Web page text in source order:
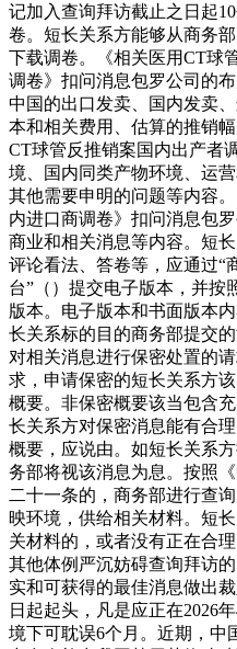
记加入查询拜访截止之日起
卷。短长关系方能够从商务
下载调卷。《相关医用CT球
调卷》扣问消息包罗公司的
中国的出口发卖、国内发卖
本和相关费用、估算的推销
CT球管反推销案国内出产者
境、国内同类产物环境、运
其他需要申明的问题等内容
内进口商调卷》扣问消息包
商业和相关消息等内容。短
评论看法、答卷等，应通过“
台”（）提交电子版本，并按
版本。电子版本和书面版本
长关系标的目的商务部提交
对相关消息进行保密处置的
求，申请保密的短长关系方
概要。非保密概要该当包含
长关系方对保密消息能有合
概要，应说由。如短长关系
务部将视该消息为息。按照
二十一条的，商务部进行查
映环境，供给相关材料。短
关材料的，或者没有正在合
其他体例严沉妨碍查询拜访
实和可获得的最佳消息做出
日起起头，凡是应正在2026
境下可耽误6个月。近期，中